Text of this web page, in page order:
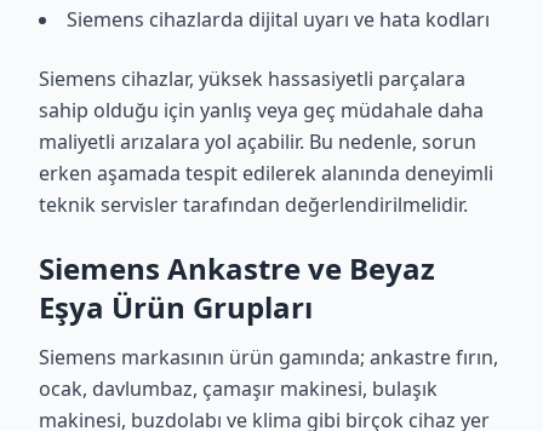
Siemens cihazlarda dijital uyarı ve hata kodları
Siemens cihazlar, yüksek hassasiyetli parçalara
sahip olduğu için yanlış veya geç müdahale daha
maliyetli arızalara yol açabilir. Bu nedenle, sorun
erken aşamada tespit edilerek alanında deneyimli
teknik servisler tarafından değerlendirilmelidir.
Siemens Ankastre ve Beyaz
Eşya Ürün Grupları
Siemens markasının ürün gamında; ankastre fırın,
ocak, davlumbaz, çamaşır makinesi, bulaşık
makinesi, buzdolabı ve klima gibi birçok cihaz yer